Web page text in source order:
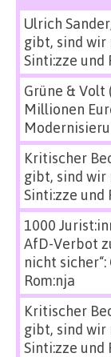
Ulrich
gibt, sind wir
Sinti:zze und
Grüne & Volt
Millionen
Kritischer
gibt, sind wir
Sinti:zze und
1000
AfD-Verbot
nicht
Rom:nja
Kritischer
gibt, sind wir
Sinti:zze und